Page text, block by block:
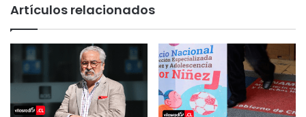
Artículos relacionados